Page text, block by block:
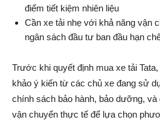
điểm tiết kiệm nhiên liệu
Cần xe tải nhẹ với khả năng vận
ngân sách đầu tư ban đầu hạn
Trước khi quyết định mua xe tải
khảo ý kiến từ các chủ xe đang sử
chính sách bảo hành, bảo dưỡng, và
vận chuyển thực tế để lựa chọn